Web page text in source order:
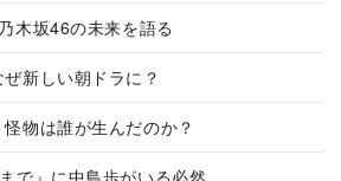
木坂46の未来を語る
ぜ新しい朝ドラに？
怪物は誰が生んだのか？